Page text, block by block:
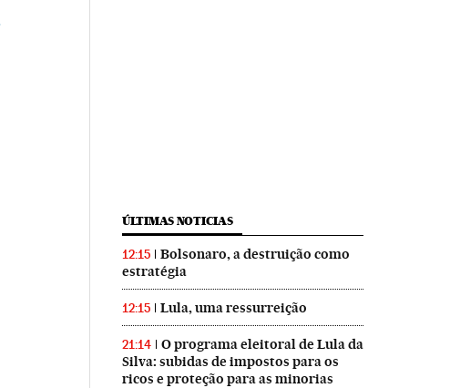
ÚLTIMAS NOTICIAS
12:15
Bolsonaro, a destruição como
estratégia
12:15 Lula, uma ressurreição
21:14
O programa eleitoral de Lula da
Silva: subidas de impostos para os
ricos e proteção para as minorias